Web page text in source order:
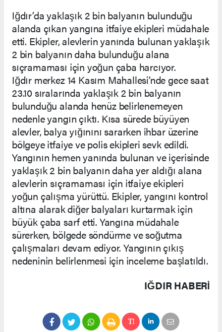
Iğdır’da yaklaşık 2 bin balyanın bulunduğu
alanda çıkan yangına itfaiye ekipleri müdahale
etti. Ekipler, alevlerin yanında bulunan yaklaşık
2 bin balyanın daha bulunduğu alana
sıçramaması için yoğun çaba harcıyor.
Iğdır merkez 14 Kasım Mahallesi’nde gece saat
23.10 sıralarında yaklaşık 2 bin balyanın
bulunduğu alanda henüz belirlenemeyen
nedenle yangın çıktı. Kısa sürede büyüyen
alevler, balya yığınını sararken ihbar üzerine
bölgeye itfaiye ve polis ekipleri sevk edildi.
Yangının hemen yanında bulunan ve içerisinde
yaklaşık 2 bin balyanın daha yer aldığı alana
alevlerin sıçramaması için itfaiye ekipleri
yoğun çalışma yürüttü. Ekipler, yangını kontrol
altına alarak diğer balyaları kurtarmak için
büyük çaba sarf etti. Yangına müdahale
sürerken, bölgede söndürme ve soğutma
çalışmaları devam ediyor. Yangının çıkış
nedeninin belirlenmesi için inceleme başlatıldı.
IĞDIR HABERİ